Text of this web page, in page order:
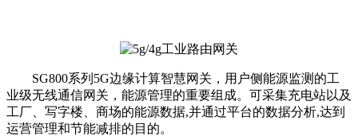
SG800系列5G边缘计算智慧网关，用户侧能源监测的工
业级无线通信网关，能源管理的重要组成。可采集充电站以及
工厂、写字楼、商场的能源数据,并通过平台的数据分析,达到
运营管理和节能减排的目的。